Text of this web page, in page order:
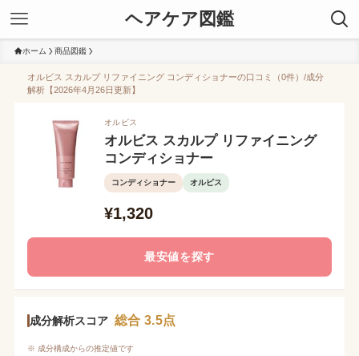
ヘアケア図鑑
ホーム 商品図鑑
オルビス スカルプ リファイニング コンディショナーの口コミ（0件）/成分
解析【2026年4月26日更新】
オルビス
オルビス スカルプ リファイニング
コンディショナー
コンディショナー オルビス
¥1,320
最安値を探す
成分解析スコア 総合 3.5点
※ 成分構成からの推定値です